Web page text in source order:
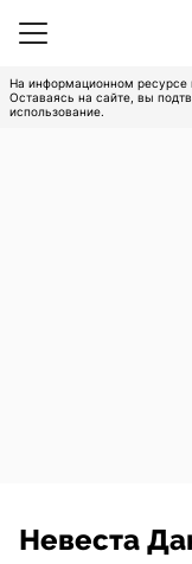
На информационном
Оставаясь на сайте, вы
использование.
Невеста